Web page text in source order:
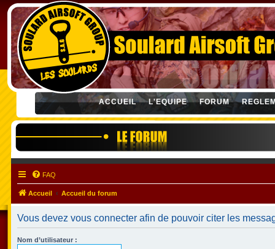
ACCUEIL L'EQUIPE FORUM
FAQ
Accueil Accueil du forum
Vous devez vous connecter afin de pouvoir citer les
Nom d’utilisateur :